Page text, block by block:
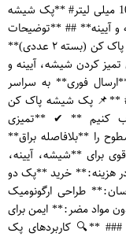
خوشبو کننده هیلندوویتل مدل Earl Grey حجم 100 میلی لیتر# **پک شیشه
شیشه و آیینه** ## **توضیحات
متا (Meta Description) برای سئو:** **پک شیشه پاک کن (بسته ۲ عددی)**
کردن شیشه، آیینه و
فوری** به سراسر
**📌 پک شیشه پاک کن
کنیم ** ✔ **تمیزی
را **بلافاصله براق**
برای **شیشه، آیینه،
هزینه:** خرید **پک دو
طراحی ارگونومیک
مواد مضر:** ایمن برای
**🔍 کاربردهای پک